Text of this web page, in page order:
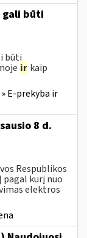
gali būti
būti
ir kaip
E-prekyba ir
8 d.
Respublikos
pagal kurį nuo
elektros